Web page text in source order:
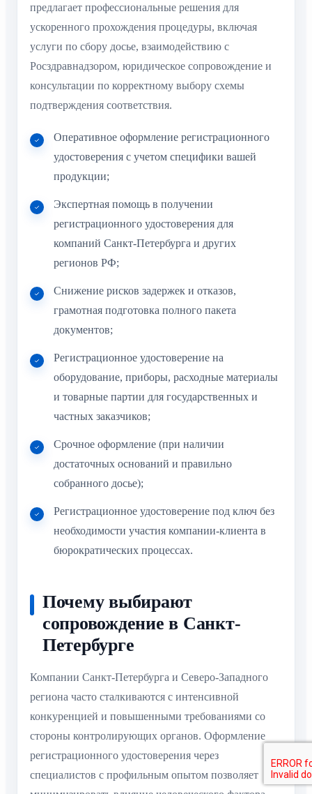
предлагает профессиональные решения для
ускоренного прохождения процедуры, включая
услуги по сбору досье, взаимодействию с
Росздравнадзором, юридическое сопровождение и
консультации по корректному выбору схемы
подтверждения соответствия.
Оперативное оформление регистрационного
удостоверения с учетом специфики вашей
продукции;
Экспертная помощь в получении
регистрационного удостоверения для
компаний Санкт-Петербурга и других
регионов РФ;
Снижение рисков задержек и отказов,
грамотная подготовка полного пакета
документов;
Регистрационное удостоверение на
оборудование, приборы, расходные материалы
и товарные партии для государственных и
частных заказчиков;
Срочное оформление (при наличии
достаточных оснований и правильно
собранного досье);
Регистрационное удостоверение под ключ без
необходимости участия компании-клиента в
бюрократических процессах.
Почему выбирают
сопровождение в Санкт-
Петербурге
Компании Санкт-Петербурга и Северо-Западного
региона часто сталкиваются с интенсивной
конкуренцией и повышенными требованиями со
стороны контролирующих органов. Оформление
регистрационного удостоверения через
специалистов с профильным опытом позволяет